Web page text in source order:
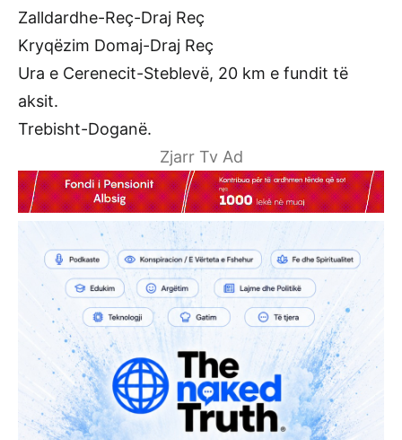
Zalldardhe-Reç-Draj Reç
Kryqëzim Domaj-Draj Reç
Ura e Cerenecit-Steblevë, 20 km e fundit të
aksit.
Trebisht-Doganë.
Zjarr Tv Ad